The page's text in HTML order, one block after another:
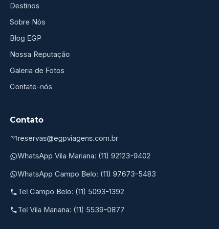
Destinos
Sobre Nós
Blog EGP
Nossa Reputação
Galeria de Fotos
Contate-nós
Contato
reservas@egpviagens.com.br
WhatsApp Vila Mariana: (11) 92123-9402
WhatsApp Campo Belo: (11) 97673-5483
Tel Campo Belo: (11) 5093-1392
Tel Vila Mariana: (11) 5539-0877